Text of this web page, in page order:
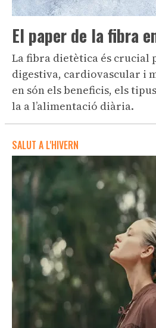
El paper de la fibra
La fibra dietètica és crucial
digestiva, cardiovascular i
en són els beneficis, els
la a l’alimentació diària.
SALUT A L'HIVERN